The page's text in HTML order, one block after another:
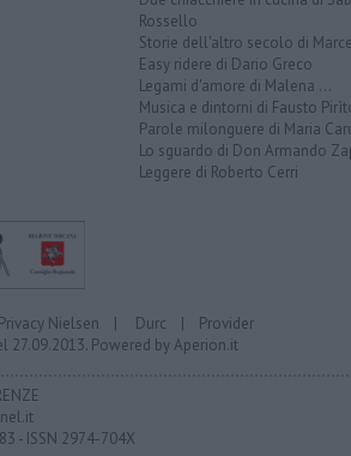
Rossello
Storie dell'altro secolo di
Easy ridere di Dario Greco
Legami d'amore di Malena ...
Musica e dintorni di Fausto
Parole milonguere di Maria
Lo sguardo di Don Armando
Leggere di Roberto Cerri
Privacy Nielsen | Durc | Provider
27.09.2013. Powered byAperion.it
- ISSN 2974-704X